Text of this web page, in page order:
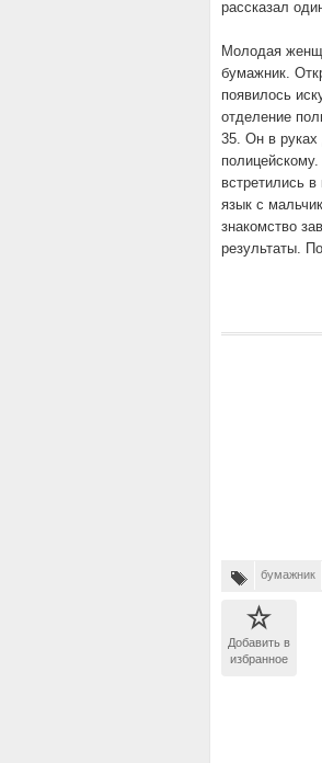
рассказал
Молодая
бумажник.
появилось
отделение
35. Он в руках
встретились
язык с
знакомство
результаты.
бумажник
Добавить в
избранное